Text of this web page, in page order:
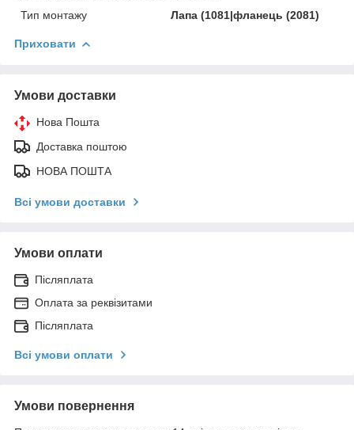
Тип монтажу
Лапа (1081|фланець (2081)
Приховати
Умови доставки
Нова Пошта
Доставка поштою
НОВА ПОШТА
Всі умови доставки
Умови оплати
Післяплата
Оплата за реквізитами
Післяплата
Всі умови оплати
Умови повернення